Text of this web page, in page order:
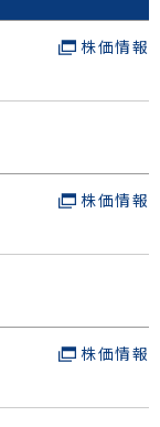
株価情報
株価情報
株価情報